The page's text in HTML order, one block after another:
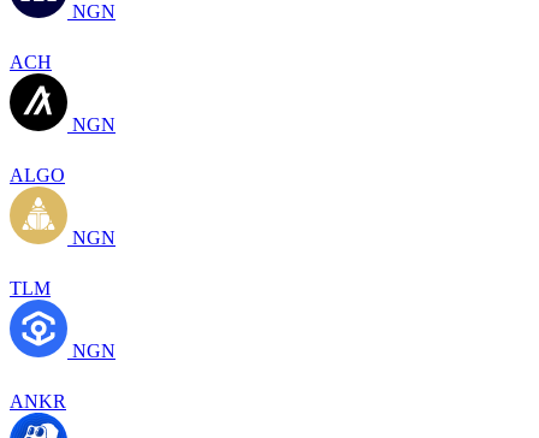
NGN
ACH
NGN
ALGO
NGN
TLM
NGN
ANKR